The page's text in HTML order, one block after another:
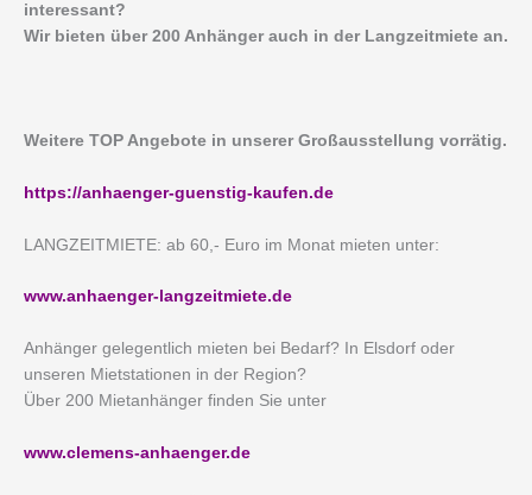
interessant?
Wir bieten über 200 Anhänger auch in der Langzeitmiete an.
Weitere TOP Angebote in unserer Großausstellung vorrätig.
https://anhaenger-guenstig-kaufen.de
LANGZEITMIETE: ab 60,- Euro im Monat mieten unter:
www.anhaenger-langzeitmiete.de
Anhänger gelegentlich mieten bei Bedarf? In Elsdorf oder
unseren Mietstationen in der Region?
Über 200 Mietanhänger finden Sie unter
www.clemens-anhaenger.de